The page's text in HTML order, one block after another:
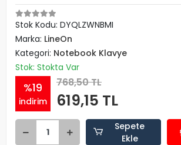
Stok Kodu: DYQLZWNBMI
Marka: LineOn
Kategori: Notebook Klavye
Stok: Stokta Var
%19
indirim
768,50 TL
619,15 TL
Sepete
Ekle